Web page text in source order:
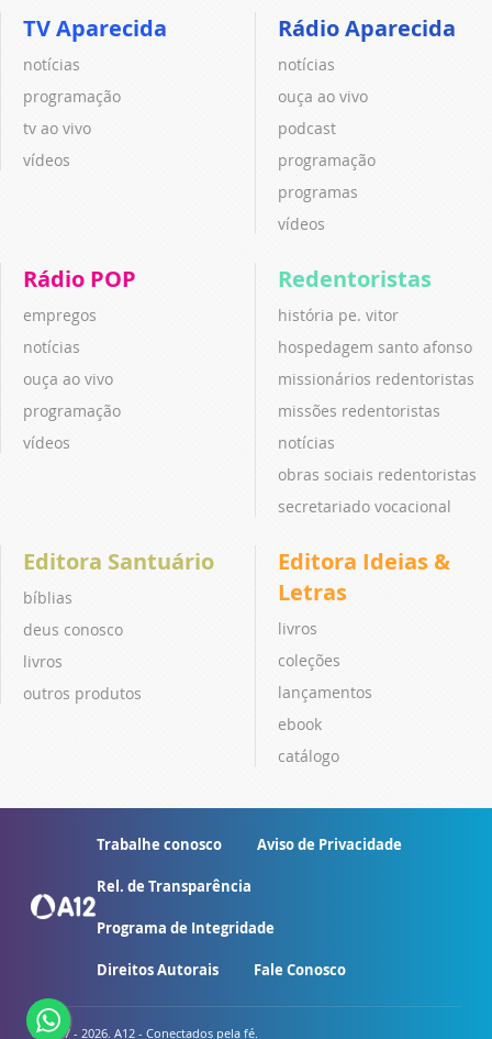
TV Aparecida
notícias
programação
tv ao vivo
vídeos
Rádio Aparecida
notícias
ouça ao vivo
podcast
programação
programas
vídeos
Rádio POP
empregos
notícias
ouça ao vivo
programação
vídeos
Redentoristas
história pe. vitor
hospedagem santo afonso
missionários redentoristas
missões redentoristas
notícias
obras sociais redentoristas
secretariado vocacional
Editora Santuário
bíblias
deus conosco
livros
outros produtos
Editora Ideias &
Letras
livros
coleções
lançamentos
ebook
catálogo
Trabalhe conosco Aviso de Privacidade
Rel. de Transparência
Programa de Integridade
Direitos Autorais Fale Conosco
© 2007 - 2026. A12 - Conectados pela fé.